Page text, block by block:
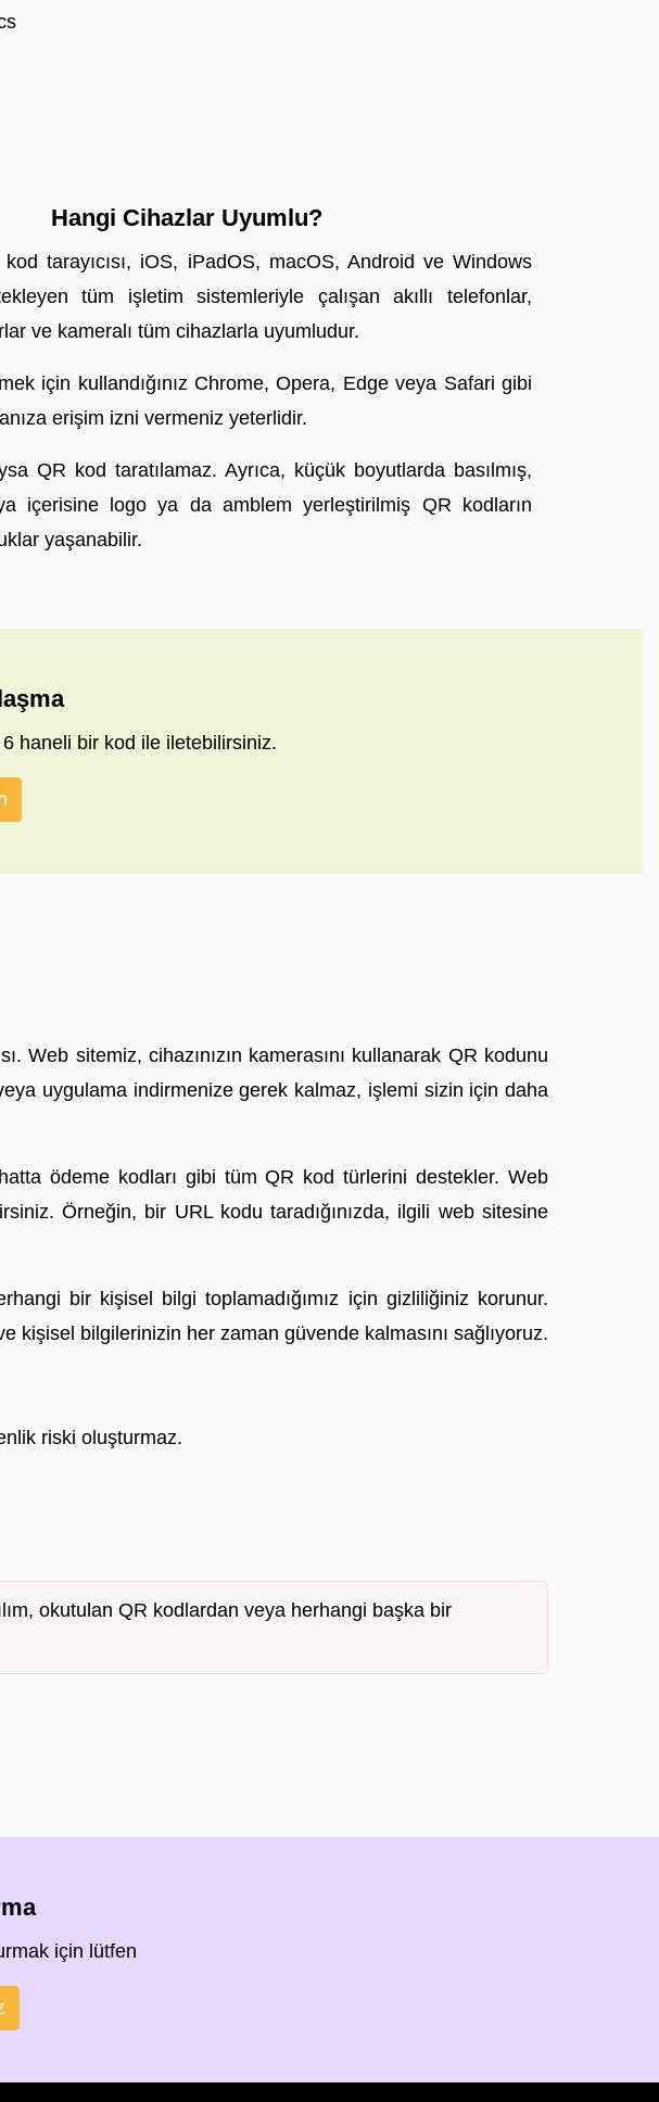
Hangi Cihazlar Uyumlu?
tarayıcısı, iOS, iPadOS, macOS, Android ve Windows
tüm işletim sistemleriyle çalışan akıllı telefonlar,
ve kameralı tüm cihazlarla uyumludur.
için kullandığınız Chrome, Opera, Edge veya Safari gibi
erişim izni vermeniz yeterlidir.
QR kod taratılamaz. Ayrıca, küçük boyutlarda basılmış,
içerisine logo ya da amblem yerleştirilmiş QR kodların
yaşanabilir.
haneli bir kod ile iletebilirsiniz.
Web sitemiz, cihazınızın kamerasını kullanarak QR kodunu
uygulama indirmenize gerek kalmaz, işlemi sizin için daha
ödeme kodları gibi tüm QR kod türlerini destekler. Web
Örneğin, bir URL kodu taradığınızda, ilgili web sitesine
bir kişisel bilgi toplamadığımız için gizliliğiniz korunur.
kişisel bilgilerinizin her zaman güvende kalmasını sağlıyoruz.
riski oluşturmaz.
okutulan QR kodlardan veya herhangi başka bir
için lütfen